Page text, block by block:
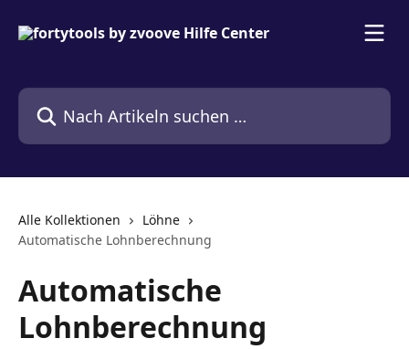
Nach Artikeln suchen …
Alle Kollektionen
Löhne
Automatische Lohnberechnung
Automatische
Lohnberechnung